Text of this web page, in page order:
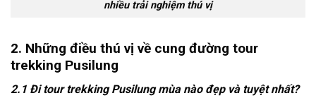
nhiều trải nghiệm thú vị
2. Những điều thú vị về cung đường tour
trekking Pusilung
2.1 Đi tour trekking Pusilung mùa nào đẹp và tuyệt nhất?